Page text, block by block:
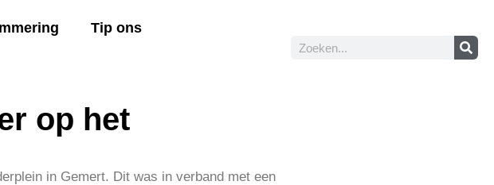
Tip ons
op het
in Gemert. Dit was in verband met een